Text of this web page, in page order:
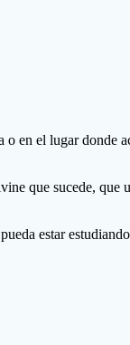
el lugar donde
que sucede, que
estar